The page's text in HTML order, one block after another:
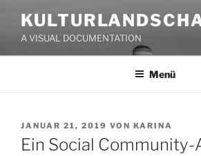
Inhalt
springenA VISUAL DOCUMENTATION
Menü
VERÖFFENTLICHT
AM
JANUAR 21, 2019 VON KARINA
Ein Social Community-